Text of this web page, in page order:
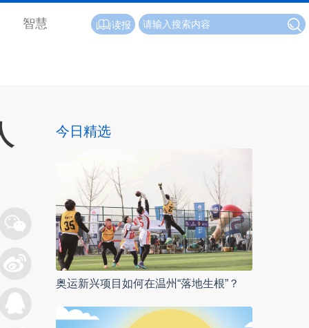
智慧 读报
今日精选
奥运新兴项目如何在温州“落地生根”？